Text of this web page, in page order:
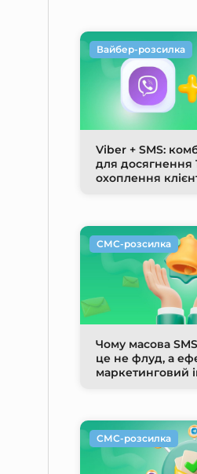
Viber + SMS:
для досягнення
охоплення
Вайбер-розсилка
Чому масова
це не флуд, а
маркетинговий
СМС-розсилка
СМС-розсилка